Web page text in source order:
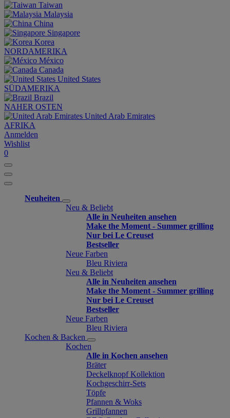
Taiwan
Malaysia
China
Singapore
Korea
NORDAMERIKA
México
Canada
United States
SÜDAMERIKA
Brazil
NAHER OSTEN
United Arab Emirates
AFRIKA
Anmelden
Wishlist
0
Neuheiten
Neu & Beliebt
Alle in Neuheiten ansehen
Make the Moment - Summer grilling
Nur bei Le Creuset
Bestseller
Neue Farben
Bleu Riviera
Neu & Beliebt
Alle in Neuheiten ansehen
Make the Moment - Summer grilling
Nur bei Le Creuset
Bestseller
Neue Farben
Bleu Riviera
Kochen & Backen
Kochen
Alle in Kochen ansehen
Bräter
Deckelknopf Kollektion
Kochgeschirr-Sets
Töpfe
Pfannen & Woks
Grillpfannen